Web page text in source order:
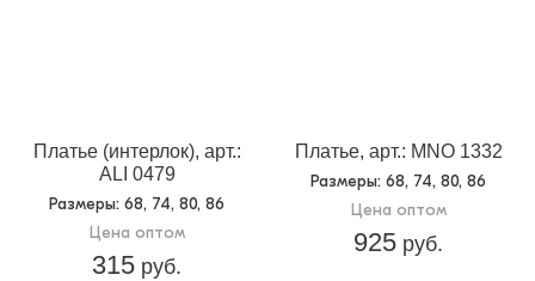
Платье (интерлок), арт.:
ALI 0479
Размеры: 68, 74, 80, 86
Цена оптом
315 руб.
Платье, арт.: MNO 1332
Размеры: 68, 74, 80, 86
Цена оптом
925 руб.